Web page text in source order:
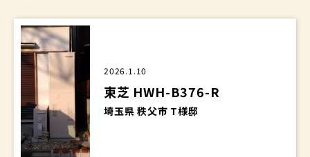
2026.1.10
東芝 HWH-B376-R
埼玉県 秩父市 T様邸